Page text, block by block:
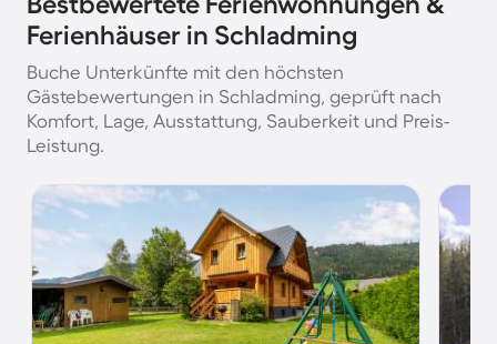
Ferienhäuser in Schladming
Buche Unterkünfte mit den höchsten
Gästebewertungen in Schladming, geprüft nach
Komfort, Lage, Ausstattung, Sauberkeit und Preis-
Leistung.